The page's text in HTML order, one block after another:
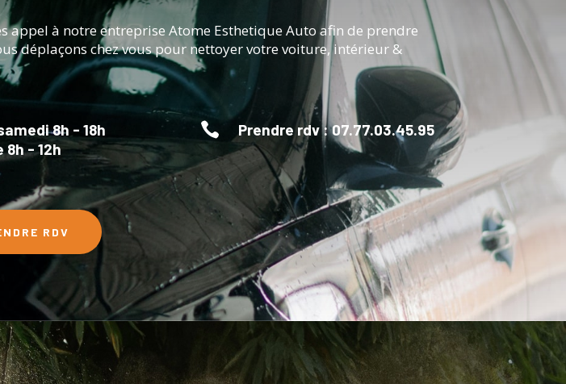
appel à notre entreprise Atome Esthetique Auto afin de prendre
déplaçons chez vous pour nettoyer votre voiture, intérieur &
8h - 18h
8h - 12h
 Prendre rdv : 07.77.03.45.95
RDV